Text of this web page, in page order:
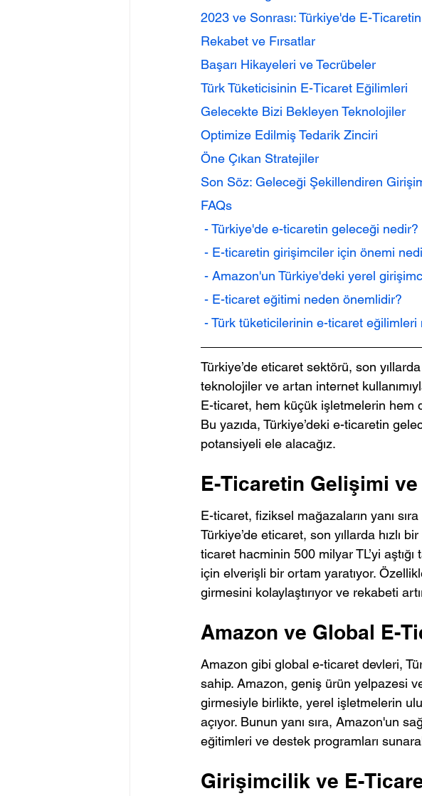
2023 ve Sonrası: Türkiye'de E-
Rekabet ve Fırsatlar
Başarı Hikayeleri ve Tecrübeler
Türk Tüketicisinin E-Ticaret Eğilimleri
Gelecekte Bizi Bekleyen Teknolojiler
Optimize Edilmiş Tedarik Zinciri
Öne Çıkan Stratejiler
Son Söz: Geleceği Şekillendiren
FAQs
- Türkiye'de e-ticaretin geleceği nedir?
- E-ticaretin girişimciler için önemi
- Amazon'un Türkiye'deki yerel
- E-ticaret eğitimi neden önemlidir?
- Türk tüketicilerinin e-ticaret eğilimleri
Türkiye’de eticaret sektörü, son
teknolojiler ve artan internet
E-ticaret, hem küçük işletmelerin hem
Bu yazıda, Türkiye’deki e-ticaretin
potansiyeli ele alacağız.
E-Ticaretin Gelişimi ve
E-ticaret, fiziksel mağazaların yanı
Türkiye’de eticaret, son yıllarda hızlı
ticaret hacminin 500 milyar TL’yi
için elverişli bir ortam yaratıyor.
girmesini kolaylaştırıyor ve rekabeti
Amazon ve Global E-
Amazon gibi global e-ticaret devleri,
sahip. Amazon, geniş ürün yelpazesi
girmesiyle birlikte, yerel işletmelerin
açıyor. Bunun yanı sıra, Amazon'un
eğitimleri ve destek programları
Girişimcilik ve E-